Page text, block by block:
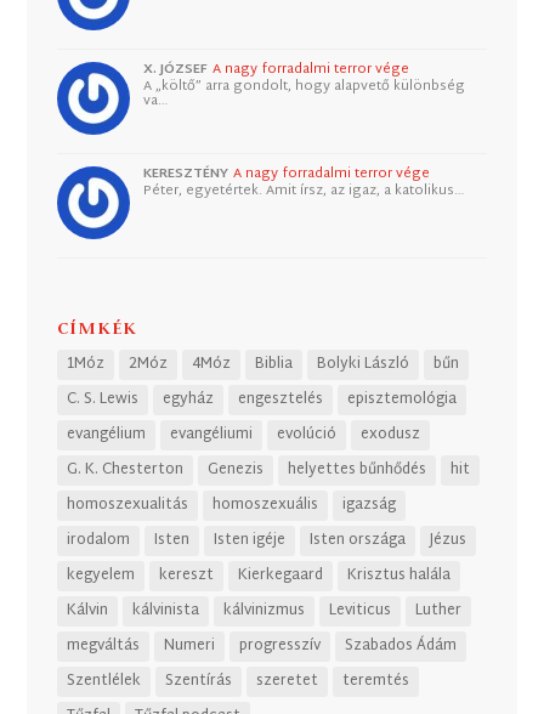
X. JÓZSEF A nagy forradalmi terror vége
A „költő” arra gondolt, hogy alapvető különbség
va…
KERESZTÉNY A nagy forradalmi terror vége
Péter, egyetértek. Amit írsz, az igaz, a katolikus…
CÍMKÉK
1Móz 2Móz 4Móz Biblia Bolyki László
bűn
C. S. Lewis
egyház engesztelés
episztemológia
evangélium
evangéliumi evolúció
exodusz
G. K. Chesterton
Genezis helyettes bűnhődés
hit
homoszexualitás
homoszexuális
igazság
irodalom
Isten Isten igéje Isten országa
Jézus
kegyelem
kereszt Kierkegaard
Krisztus halála
Kálvin
kálvinista kálvinizmus Leviticus
Luther
megváltás
Numeri progresszív
Szabados Ádám
Szentlélek
Szentírás szeretet
teremtés